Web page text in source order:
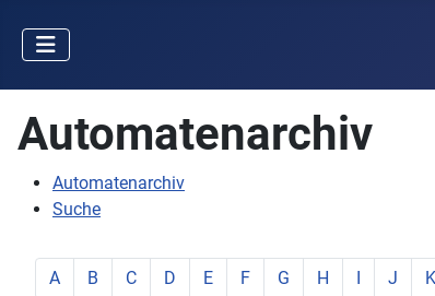
Automatenarchiv
Automatenarchiv
Suche
zeige Elemente mit Buchstabe:
A zeige Elemente mit Buchstabe:
B zeige Elemente mit Buchstabe:
C zeige Elemente mit Buchstabe:
D zeige Elemente mit Buchstabe:
E zeige Elemente mit
F zeige Elemente mit
G zeige Elemente
H zeige
I zeige
J K